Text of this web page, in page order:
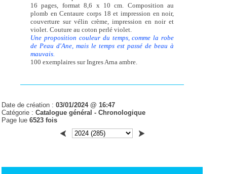
16 pages, format 8,6 x 10 cm. Composition au
plomb en Centaure corps 18 et impression en noir,
couverture sur vélin crème, impression en noir et
violet. Couture au coton perlé violet.
Une proposition couleur du temps, comme la robe
de Peau d'Ane, mais le temps est passé de beau à
mauvais.
100 exemplaires sur Ingres Arna ambre.
Date de création :03/01/2024 @ 16:47
Catégorie :Catalogue général -Chronologique
Page lue6523 fois